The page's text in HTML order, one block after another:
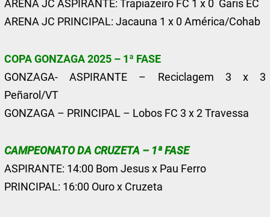
ARENA JC ASPIRANTE: Trapiazeiro FC 1 x 0 Garis EC
ARENA JC PRINCIPAL: Jacauna 1 x 0 América/Cohab
COPA GONZAGA 2025 – 1ª FASE
GONZAGA- ASPIRANTE – Reciclagem 3 x 3
Peñarol/VT
GONZAGA – PRINCIPAL – Lobos FC 3 x 2 Travessa
CAMPEONATO DA CRUZETA – 1ª FASE
ASPIRANTE: 14:00 Bom Jesus x Pau Ferro
PRINCIPAL: 16:00 Ouro x Cruzeta